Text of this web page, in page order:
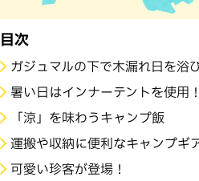
ブッフェ・バイ
目次
ガジュマルの下で木漏れ日を浴
暑い日はインナーテントを使用
「涼」を味わうキャンプ飯
運搬や収納に便利なキャンプギ
可愛い珍客が登場！